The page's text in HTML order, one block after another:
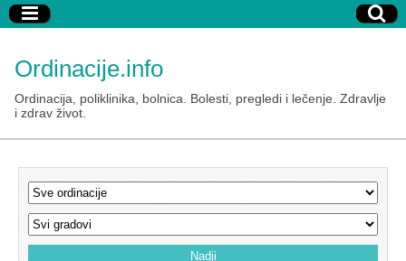
Ordinacije.info
Ordinacija, poliklinika, bolnica. Bolesti, pregledi i lečenje. Zdravlje
i zdrav život.